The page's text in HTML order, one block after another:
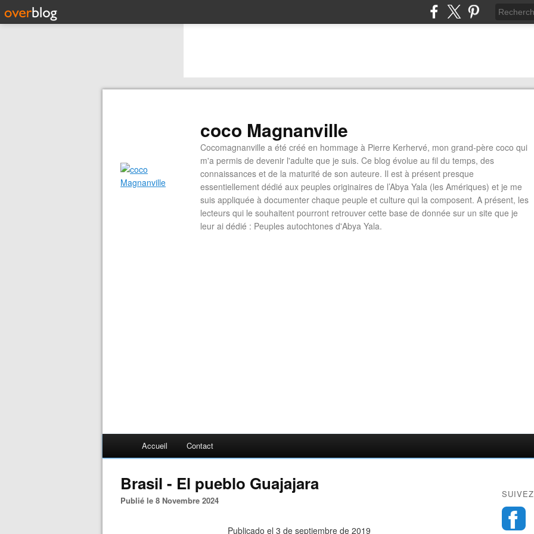
coco Magnanville
Cocomagnanville a été créé en hommage à Pierre Kerhervé, mon grand-père coco qui
m'a permis de devenir l'adulte que je suis. Ce blog évolue au fil du temps, des
connaissances et de la maturité de son auteure. Il est à présent presque
essentiellement dédié aux peuples originaires de l’Abya Yala (les Amériques) et je me
suis appliquée à documenter chaque peuple et culture qui la composent. A présent, les
lecteurs qui le souhaitent pourront retrouver cette base de donnée sur un site que je
leur ai dédié : Peuples autochtones d'Abya Yala.
Accueil Contact
Brasil - El pueblo Guajajara
Publié le 8 Novembre 2024
Publicado el 3 de septiembre de 2019